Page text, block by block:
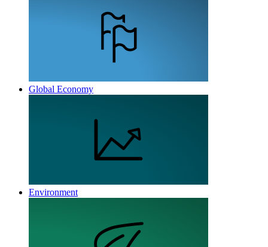
Global Economy
Environment